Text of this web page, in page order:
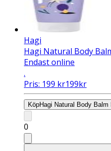
Hagi
Hagi Natural Body
Endast online
.
Pris: 199 kr199kr
KöpHagi Natural Body
0